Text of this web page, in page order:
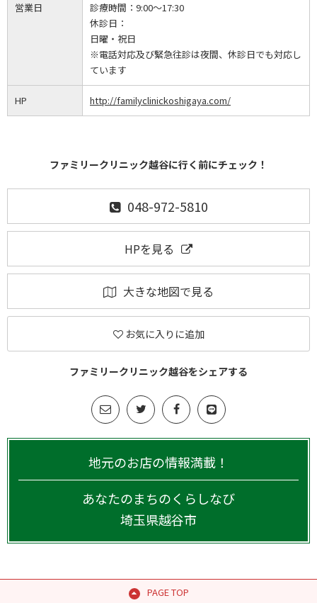
営業日 診療時間： 9:00～17:30
休診日：
日曜・祝日
※電話対応及び緊急往診は夜間、休診日でも対応し
ています
HP http://familyclinickoshigaya.com/
ファミリークリニック越谷に行く前にチェック！
048-972-5810
HPを見る
大きな地図で見る
お気に入りに追加
ファミリークリニック越谷をシェアする
地元のお店の情報満載！
あなたのまちのくらしなび
埼玉県越谷市
PAGE TOP